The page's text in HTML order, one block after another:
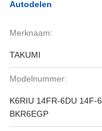
Autodelen
Merknaam:
TAKUMI
Modelnummer:
K6RIU 14FR-6DU 14F-
BKR6EGP